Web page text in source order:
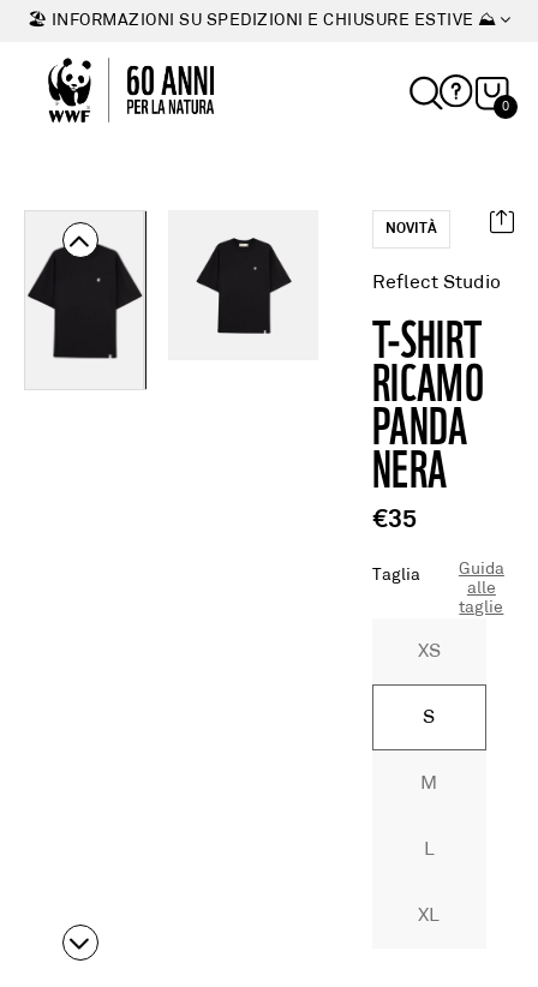
🏖 INFORMAZIONI SU SPEDIZIONI E CHIUSURE ESTIVE ⛰
0
NOVITÀ
Reflect Studio
T-SHIRT
RICAMO
PANDA
NERA
€35
Taglia
Guida
alle
taglie
XS
S
M
L
XL